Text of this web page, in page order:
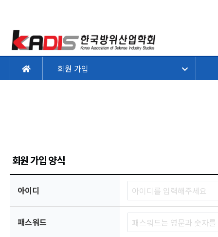
회원 가입
회원 가입 양식
회원 가입 양식
아이디
패스워드